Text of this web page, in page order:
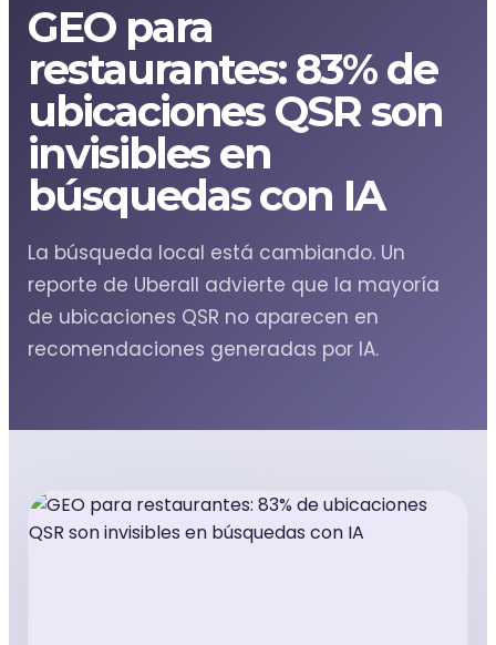
Servicios web
Branding
monday.com & Sistemas
Vainilla Intelligence
Radar · Insights
GEO para
restaurantes: 83% de
ubicaciones QSR son
invisibles en
búsquedas con IA
La búsqueda local está cambiando. Un
reporte de Uberall advierte que la mayoría
de ubicaciones QSR no aparecen en
recomendaciones generadas por IA.